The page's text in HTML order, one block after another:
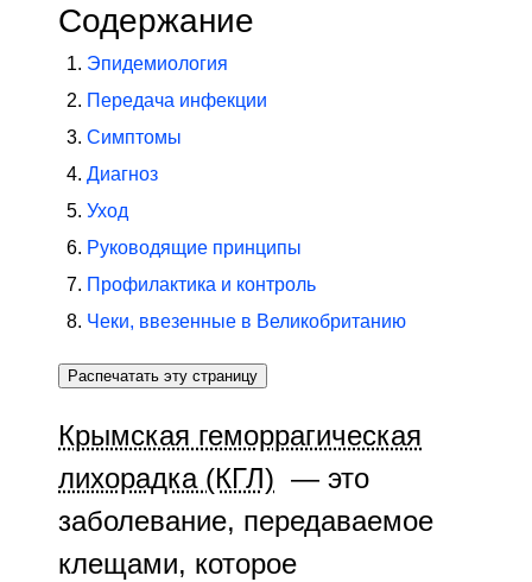
Содержание
Эпидемиология
Передача инфекции
Симптомы
Диагноз
Уход
Руководящие принципы
Профилактика и контроль
Чеки, ввезенные в Великобританию
Распечатать эту страницу
Крымская геморрагическая
лихорадка (КГЛ) — это
заболевание, передаваемое
клещами, которое